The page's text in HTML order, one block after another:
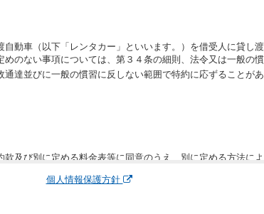
動車（以下「レンタカー」といいます。）を借受人に貸し
のない事項については、第３４条の細則、法令又は一般の慣
達並びに一般の慣習に反しない範囲で特約に応ずることが
及び別に定める料金表等に同意のうえ、別に定める方法に
社は、電話連絡並びに電子メールによる予約に応じますが、
個人情報保護方針